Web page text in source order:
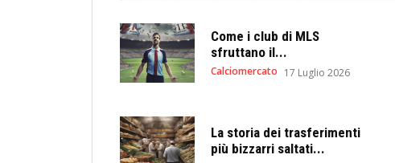
Come i club di MLS
sfruttano il...
Calciomercato 17 Luglio 2026
La storia dei trasferimenti
più bizzarri saltati...